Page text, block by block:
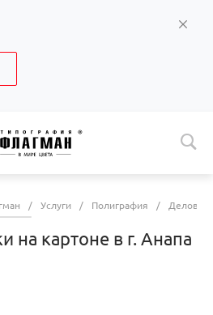
/ Услуги / Полиграфия / Деловая
на картоне в г. Анапа